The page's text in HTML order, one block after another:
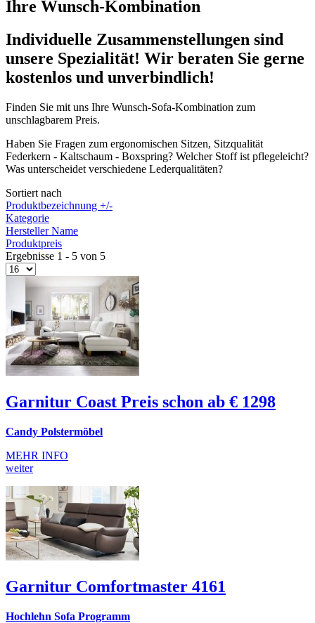
Ihre Wunsch-Kombination
Individuelle Zusammenstellungen sind
unsere Spezialität! Wir beraten Sie gerne
kostenlos und unverbindlich!
Finden Sie mit uns Ihre Wunsch-Sofa-Kombination zum
unschlagbarem Preis.
Haben Sie Fragen zum ergonomischen Sitzen, Sitzqualität
Federkern - Kaltschaum - Boxspring? Welcher Stoff ist pflegeleicht?
Was unterscheidet verschiedene Lederqualitäten?
Sortiert nach
Produktbezeichnung +/-
Kategorie
Hersteller Name
Produktpreis
Ergebnisse 1 - 5 von 5
Garnitur Coast Preis schon ab € 1298
Candy Polstermöbel
MEHR INFO
weiter
Garnitur Comfortmaster 4161
Hochlehn Sofa Programm